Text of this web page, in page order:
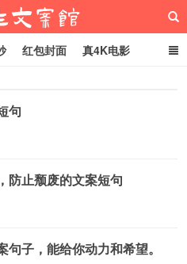
红包封面 真4K电影
句
防止颓废的文案短句
子，能给你动力和希望。